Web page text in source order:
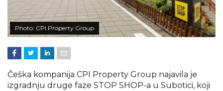
Photo: CPI Property Group
Češka kompanija CPI Property Group najavila je
izgradnju druge faze STOP SHOP-a u Subotici, koji